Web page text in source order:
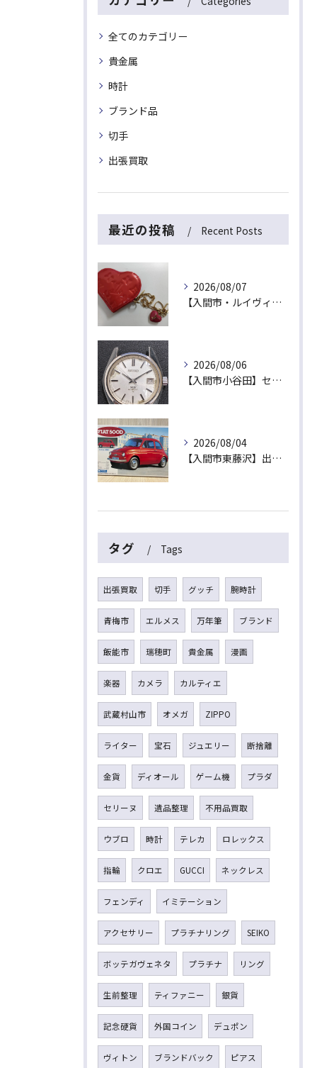
全てのカテゴリー
貴金属
時計
ブランド品
切手
出張買取
最近の投稿 Recent Posts
2026/08/07
【入間市・ルイヴィトン買取】ハート型が可愛い！ヴェルニ「ポルトモネ・クール」を最高値でお買取！
2026/08/06
【入間市小谷田】セイコーの名機「キングセイコー（45KS）」をお買取！ベルトなし・文字盤のシミ・不動品も高価買取いたします
2026/08/04
【入間市東藤沢】出張買取にて絶版プラモデル「フィアット500D」をお買取！暑い夏は涼しいご自宅で「無料出張買取」をご利用ください
タグ Tags
出張買取 切手 グッチ 腕時計
青梅市 エルメス 万年筆 ブランド
飯能市 瑞穂町 貴金属 漫画
楽器 カメラ カルティエ
武蔵村山市 オメガ ZIPPO
ライター 宝石 ジュエリー 断捨離
金貨 ディオール ゲーム機 プラダ
セリーヌ 遺品整理 不用品買取
ウブロ 時計 テレカ ロレックス
指輪 クロエ GUCCI ネックレス
フェンディ イミテーション
アクセサリー プラチナリング SEIKO
ボッテガヴェネタ プラチナ リング
生前整理 ティファニー 銀貨
記念硬貨 外国コイン デュポン
ヴィトン ブランドバック ピアス